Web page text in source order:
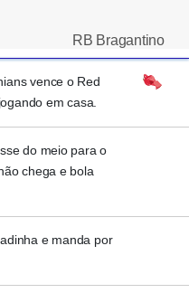
RB Bragantino
vence o Red
em casa.
do meio para o
chega e bola
e manda por